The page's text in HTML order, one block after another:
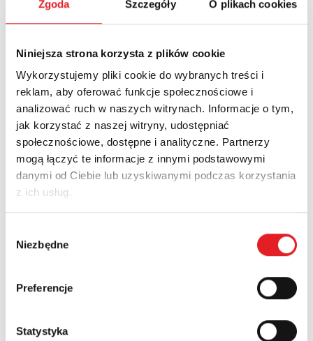
Zgoda Szczegóły O plikach cookies
Niniejsza strona korzysta z plików cookie
Wykorzystujemy pliki cookie do wybranych treści i
reklam, aby oferować funkcje społecznościowe i
analizować ruch w naszych witrynach. Informacje o tym,
jak korzystać z naszej witryny, udostępniać
społecznościowe, dostępne i analityczne. Partnerzy
mogą łączyć te informacje z innymi podstawowymi
danymi od Ciebie lub uzyskiwanymi podczas korzystania
z ich usług.
zgody
Niezbędne
Preferencje
Statystyka
Zapytaj o szczegóły oferty
Imię i nazwisko: *
Adres e-mail: *